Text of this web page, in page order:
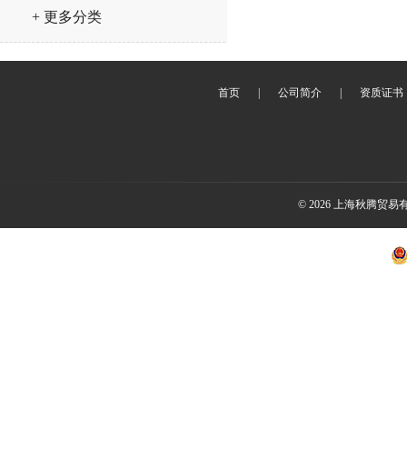
+ 更多分类
首页 公司简介 资质证书
© 2026 上海秋腾贸易